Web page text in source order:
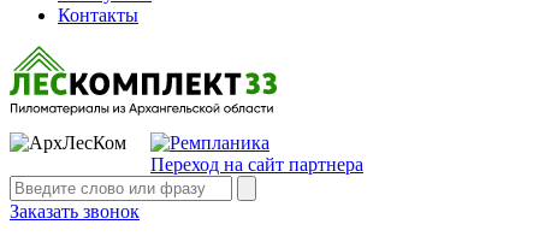
Контакты
Переход на сайт партнера
Заказать звонок